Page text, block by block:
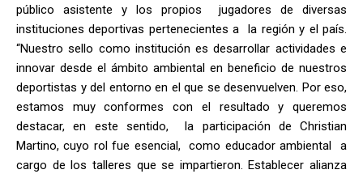
público asistente y los propios jugadores de diversas
instituciones deportivas pertenecientes a la región y el país.
“Nuestro sello como institución es desarrollar actividades e
innovar desde el ámbito ambiental en beneficio de nuestros
deportistas y del entorno en el que se desenvuelven. Por eso,
estamos muy conformes con el resultado y queremos
destacar, en este sentido, la participación de Christian
Martino, cuyo rol fue esencial, como educador ambiental a
cargo de los talleres que se impartieron. Establecer alianza